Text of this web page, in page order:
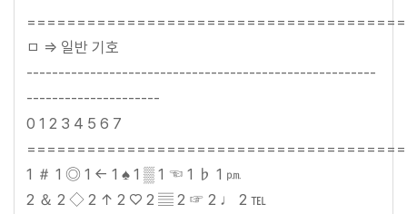
ㅁ => 일반 기호
-------------------------------------------------------
---------------------
0 1 2 3 4 5 6 7
1 ＃ 1 ◎ 1 ← 1 ♠ 1 ▒ 1 ☜ 1 ♭ 1 ㏘
2 ＆ 2 ◇ 2 ↑ 2 ♡ 2 ▤ 2 ☞ 2 ♩ 2 ℡